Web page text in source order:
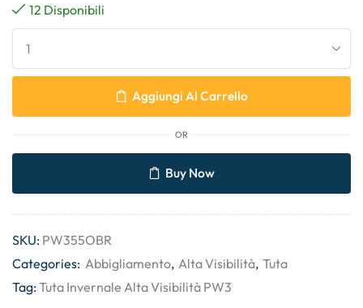
12 Disponibili
Aggiungi Al Carrello
OR
Buy Now
SKU: PW355OBR
Categories: Abbigliamento, Alta Visibilità, Tuta
Tag:Tuta Invernale Alta Visibilità PW3